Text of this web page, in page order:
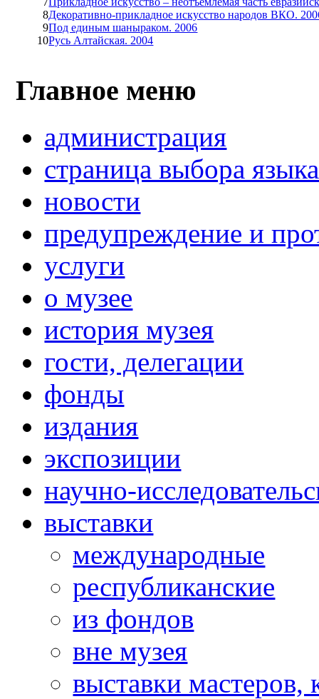
8Декоративно-прикладное искусство народов ВКО.
9Под единым шаныраком. 2006
10Русь Алтайская. 2004
Главное меню
администрация
страница выбора языка
новости
предупреждение и
услуги
о музее
история музея
гости, делегации
фонды
издания
экспозиции
научно-
выставки
международные
республиканские
из фондов
вне музея
выставки мастеров,